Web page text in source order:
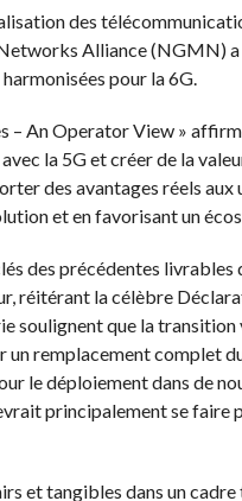
des
Alliance (NGMN)
pour la 6G.
– An Operator View »
la 5G et créer de la
des avantages réels
et en favorisant un
des précédentes
réitérant la célèbre
soulignent que la
remplacement complet
le déploiement dans de
principalement se faire
et tangibles dans un